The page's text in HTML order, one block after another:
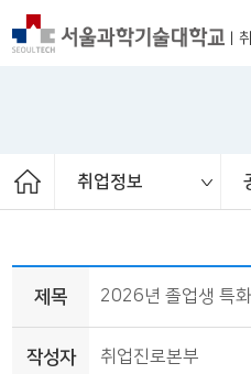
|
취업정보
제목 2026년 졸업생 특
작성자 취업진로본부